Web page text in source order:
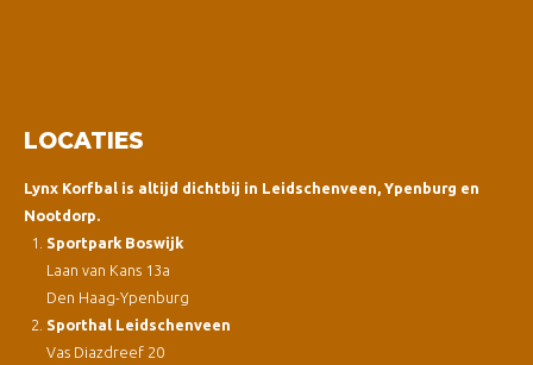
LOCATIES
Lynx Korfbal is altijd dichtbij in Leidschenveen, Ypenburg en
Nootdorp.
Sportpark Boswijk
Laan van Kans 13a
Den Haag-Ypenburg
Sporthal Leidschenveen
Vas Diazdreef 20